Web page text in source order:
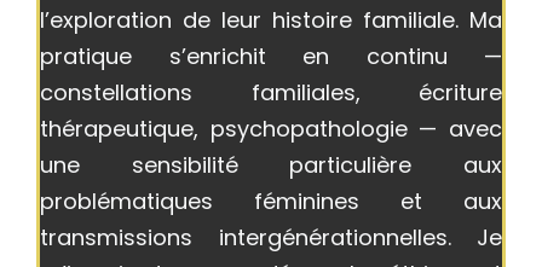
l’exploration de leur histoire familiale. Ma
pratique s’enrichit en continu —
constellations familiales, écriture
thérapeutique, psychopathologie — avec
une sensibilité particulière aux
problématiques féminines et aux
transmissions intergénérationnelles. Je